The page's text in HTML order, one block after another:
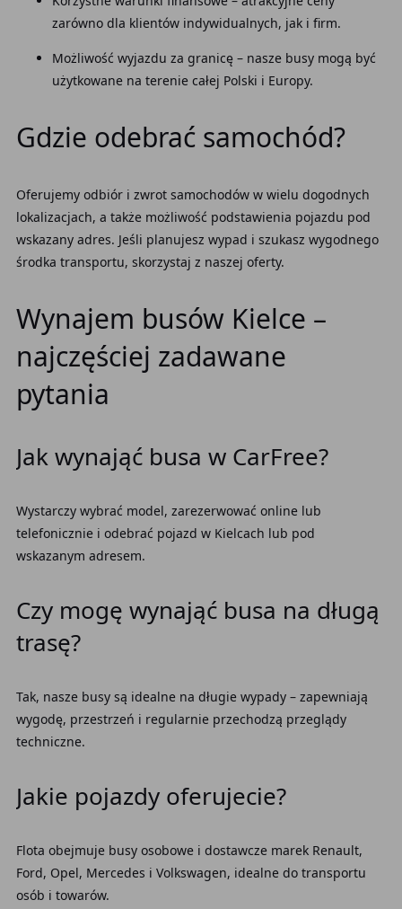
zarówno dla klientów indywidualnych, jak i firm.
Możliwość wyjazdu za granicę – nasze busy mogą być
użytkowane na terenie całej Polski i Europy.
Gdzie odebrać samochód?
Oferujemy odbiór i zwrot samochodów w wielu dogodnych
lokalizacjach, a także możliwość podstawienia pojazdu pod
wskazany adres. Jeśli planujesz wypad i szukasz wygodnego
środka transportu, skorzystaj z naszej oferty.
Wynajem busów Kielce –
najczęściej zadawane
pytania
Jak wynająć busa w CarFree?
Wystarczy wybrać model, zarezerwować online lub
telefonicznie i odebrać pojazd w Kielcach lub pod
wskazanym adresem.
Czy mogę wynająć busa na długą
trasę?
Tak, nasze busy są idealne na długie wypady – zapewniają
wygodę, przestrzeń i regularnie przechodzą przeglądy
techniczne.
Jakie pojazdy oferujecie?
Flota obejmuje busy osobowe i dostawcze marek Renault,
Ford, Opel, Mercedes i Volkswagen, idealne do transportu
osób i towarów.